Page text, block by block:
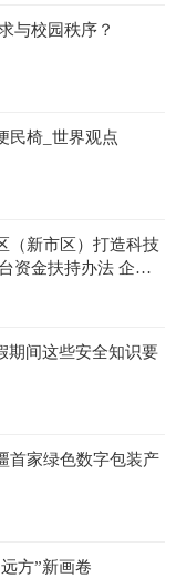
与校园秩序？
民椅_世界观点
（新市区）打造科技
资金扶持办法 企业
期间这些安全知识要
首家绿色数字包装产
方”新画卷